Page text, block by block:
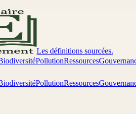
Les définitions sourcées.
PollutionRessources
PollutionRessources